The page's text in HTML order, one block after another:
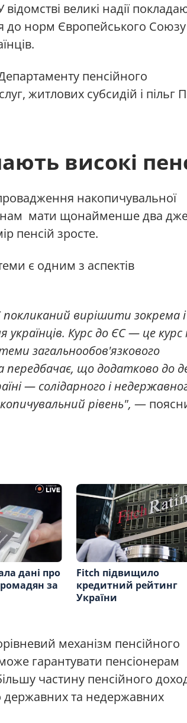
відомстві великі надії
до норм Європейського Союзу
пенсійного
житлових субсидій і пільг
високі
накопичувальної
мати щонайменше два
пенсій зросте.
є одним з аспектів
вирішити зокрема і
українців. Курс до ЄС — це курс
загальнообов'язкового
передбачає, що додатково до
— солідарного і
рівень", —
дані про
за
Fitch підвищило
кредитний рейтинг
України
механізм пенсійного
гарантувати пенсіонерам
частину пенсійного
та недержавних